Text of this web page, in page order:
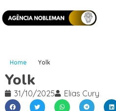
Home Yolk
Yolk
31/10/2025 Elias Cury